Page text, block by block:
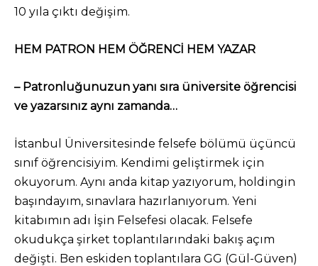
10 yıla çıktı değişim.
HEM PATRON HEM ÖĞRENCİ HEM YAZAR
– Patronluğunuzun yanı sıra üniversite öğrencisi
ve yazarsınız aynı zamanda…
İstanbul Üniversitesinde felsefe bölümü üçüncü
sınıf öğrencisiyim. Kendimi geliştirmek için
okuyorum. Aynı anda kitap yazıyorum, holdingin
başındayım, sınavlara hazırlanıyorum. Yeni
kitabımın adı İşin Felsefesi olacak. Felsefe
okudukça şirket toplantılarındaki bakış açım
değişti. Ben eskiden toplantılara GG (Gül-Güven)